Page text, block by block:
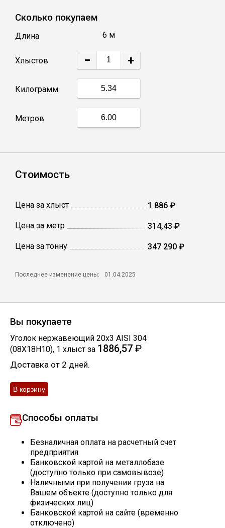
Катанка
Профлист
Винтовые сваи
Сетка кладочная
Круги абразивные
Скобо-гибочные изделия
Остальное
Сколько покупаем
Длина 6 м
Хлыстов − +
Килограмм
Метров
Стоимость
Цена за хлыст 1 886 ₽
Цена за метр 314,43 ₽
Цена за тонну 347 290 ₽
Последнее изменение цены: 01.04.2025
Вы покупаете
Уголок нержавеющий 20х3 AISI 304
(08Х18Н10), 1 хлыст за 1886,57 ₽
Доставка от 2 дней.
Способы оплаты
Безналичная оплата на расчетный счет
предприятия
Банковской картой на металлобазе
(доступно только при самовывозе)
Наличными при получении груза на
Вашем объекте (доступно только для
физических лиц)
Банковской картой на сайте (временно
отключено)